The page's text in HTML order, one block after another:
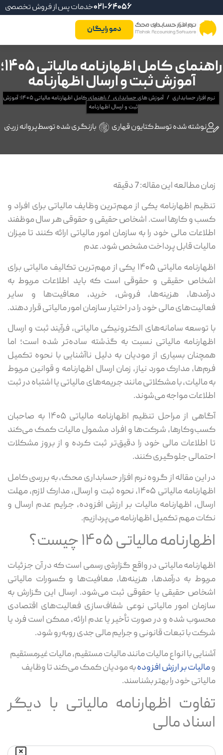
خدمات پس از فروش تخصصی021-64056
دمو رایگان
راهنمای کامل اظهارنامه مالیاتی ۱۴۰۵؛
آموزش ثبت و ارسال اظهارنامه
نرم افزار حسابداری / آموزش های حسابداری /
راهنمای کامل اظهارنامه مالیاتی ۱۴۰۵؛ آموزش
ثبت و ارسال اظهارنامه
نوشته شده توسطکتایون قهاری بازنگری شده توسطپروانه زرینی
زمان مطالعه این مقاله:7دقیقه
تنظیم اظهارنامه یکی از مهم‌ترین وظایف مالیاتی برای افراد و
کسب ‌و کارها است. اشخاص حقیقی و حقوقی هر سال موظفند
اطلاعات مالی خود را به سازمان امور مالیاتی ارائه کنند تا میزان
مالیات قابل پرداخت مشخص شود. عدم
اظهارنامه مالیاتی ۱۴۰۵ یکی از مهم‌ترین تکالیف مالیاتی برای
اشخاص حقیقی و حقوقی است که باید اطلاعات مربوط به
درآمدها، هزینه‌ها، فروش، خرید، معافیت‌ها و سایر
فعالیت‌های مالی خود را در اختیار سازمان امور مالیاتی قرار دهند.
با توسعه سامانه‌های الکترونیکی مالیاتی، فرآیند ثبت و ارسال
اظهارنامه مالیاتی نسبت به گذشته ساده‌تر شده است؛ اما
همچنان بسیاری از مودیان به دلیل ناآشنایی با نحوه تکمیل
فرم‌ها، مدارک مورد نیاز، زمان ارسال اظهارنامه و قوانین مربوط
به مالیات، با مشکلاتی مانند جریمه‌های مالیاتی یا اشتباه در ثبت
اطلاعات مواجه می‌شوند.
آگاهی از مراحل تنظیم اظهارنامه مالیاتی ۱۴۰۵ به صاحبان
کسب‌وکارها، شرکت‌ها و افراد مشمول مالیات کمک می‌کند
تا اطلاعات مالی خود را دقیق‌تر ثبت کرده و از بروز مشکلات
احتمالی جلوگیری کنند.
در این مقاله از گروه نرم افزار حسابداری محک، به بررسی کامل
اظهارنامه مالیاتی ۱۴۰۵، نحوه ثبت و ارسال، مدارک لازم، مهلت
ارسال، اظهارنامه مالیات بر ارزش افزوده، جرایم عدم ارسال و
نکات مهم تکمیل اظهارنامه می‌پردازیم.
اظهارنامه مالیاتی ۱۴۰۵ چیست؟
اظهارنامه مالیاتی در واقع گزارشی رسمی است که در آن جزئیات
مربوط به درآمدها، هزینه‌ها، معافیت‌ها و کسورات مالیاتی
اشخاص حقیقی یا حقوقی ثبت می‌شود. ارسال این گزارش به
سازمان امور مالیاتی نوعی شفاف‌سازی فعالیت‌های اقتصادی
محسوب شده و در صورت تأخیر یا عدم ارائه، ممکن است فرد یا
شرکت با تبعات قانونی و جرایم مالی جدی روبه‌رو شود.
آشنایی با انواع مالیات مانند مالیات مستقیم، مالیات غیرمستقیم
ومالیات بر ارزش افزودهبه مودیان کمک می‌کند تا وظایف
مالیاتی خود را بهتر بشناسند.
تفاوت اظهارنامه مالیاتی با دیگر
اسناد مالی